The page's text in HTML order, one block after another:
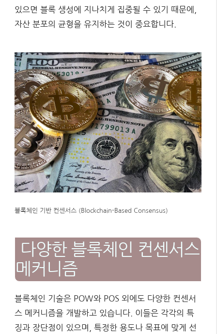
있으면 블록 생성에 지나치게 집중될 수 있기 때문에,
자산 분포의 균형을 유지하는 것이 중요합니다.
블록체인 기반 컨센서스 (Blockchain-Based Consensus)
다양한 블록체인 컨센서스
메커니즘
블록체인 기술은 POW와 POS 외에도 다양한 컨센서
스 메커니즘을 개발하고 있습니다. 이들은 각각의 특
징과 장단점이 있으며, 특정한 용도나 목표에 맞게 선